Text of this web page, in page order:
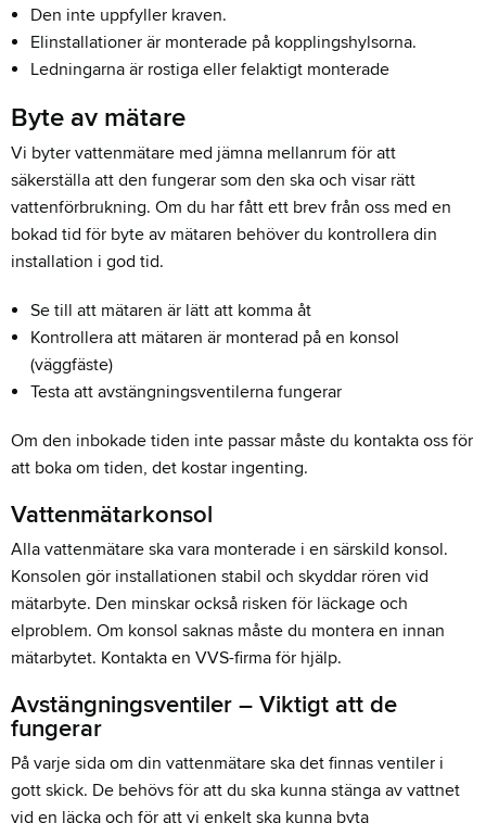
Den inte uppfyller kraven.
Elinstallationer är monterade på kopplingshylsorna.
Ledningarna är rostiga eller felaktigt monterade
Byte av mätare
Vi byter vattenmätare med jämna mellanrum för att
säkerställa att den fungerar som den ska och visar rätt
vattenförbrukning. Om du har fått ett brev från oss med en
bokad tid för byte av mätaren behöver du kontrollera din
installation i god tid.
Se till att mätaren är lätt att komma åt
Kontrollera att mätaren är monterad på en konsol
(väggfäste)
Testa att avstängningsventilerna fungerar
Om den inbokade tiden inte passar måste du kontakta oss för
att boka om tiden, det kostar ingenting.
Vattenmätarkonsol
Alla vattenmätare ska vara monterade i en särskild konsol.
Konsolen gör installationen stabil och skyddar rören vid
mätarbyte. Den minskar också risken för läckage och
elproblem. Om konsol saknas måste du montera en innan
mätarbytet. Kontakta en VVS-firma för hjälp.
Avstängningsventiler – Viktigt att de
fungerar
På varje sida om din vattenmätare ska det finnas ventiler i
gott skick. De behövs för att du ska kunna stänga av vattnet
vid en läcka och för att vi enkelt ska kunna byta